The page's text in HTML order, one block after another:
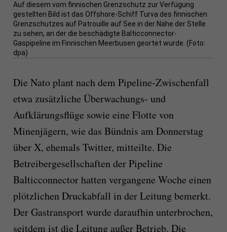
Auf diesem vom finnischen Grenzschutz zur Verfügung
gestellten Bild ist das Offshore-Schiff Turva des finnischen
Grenzschutzes auf Patrouille auf See in der Nähe der Stelle
zu sehen, an der die beschädigte Balticconnector-
Gaspipeline im Finnischen Meerbusen geortet wurde. (Foto:
dpa)
Die Nato plant nach dem Pipeline-Zwischenfall
etwa zusätzliche Überwachungs- und
Aufklärungsflüge sowie eine Flotte von
Minenjägern, wie das Bündnis am Donnerstag
über X, ehemals Twitter, mitteilte. Die
Betreibergesellschaften der Pipeline
Balticconnector hatten vergangene Woche einen
plötzlichen Druckabfall in der Leitung bemerkt.
Der Gastransport wurde daraufhin unterbrochen,
seitdem ist die Leitung außer Betrieb. Die